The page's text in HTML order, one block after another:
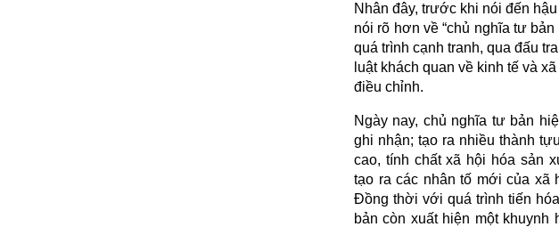
Nhân đây, trước khi nói đến
nói rõ hơn về “chủ nghĩa tư
quá trình cạnh tranh, qua đấu
luật khách quan về kinh tế và
điều chỉnh.
Ngày nay, chủ nghĩa tư bản
ghi nhận; tạo ra nhiều thành
cao, tính chất xã hội hóa sản
tạo ra các nhân tố mới của xã
Đồng thời với quá trình tiến
bản còn xuất hiện một